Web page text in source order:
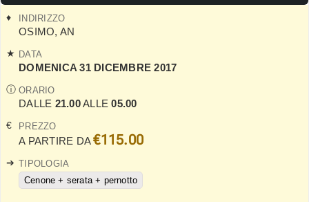
INDIRIZZO
OSIMO, AN
DATA
DOMENICA 31 DICEMBRE 2017
ORARIO
DALLE 21.00ALLE05.00
PREZZO
A PARTIRE DA €115.00
TIPOLOGIA
Cenone + serata + pernotto